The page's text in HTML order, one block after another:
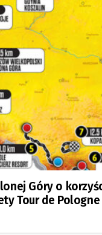
Góry o
Tour de Pologne